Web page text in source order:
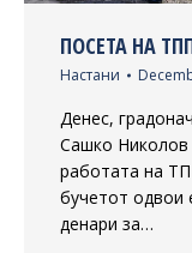
ПОСЕТА НА
Настани
Денес,
Сашко Николов
работата на
бучетот одвои
денари за…